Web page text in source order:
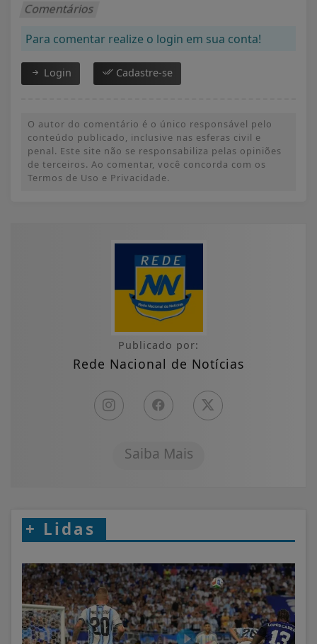
Comentários
Para comentar realize o login em sua conta!
Login Cadastre-se
O autor do comentário é o único responsável pelo
conteúdo publicado, inclusive nas esferas civil e
penal. Este site não se responsabiliza pelas opiniões
de terceiros. Ao comentar, você concorda com os
Termos de Uso e Privacidade.
Publicado por:
Rede Nacional de Notícias
Saiba Mais
+ Lidas